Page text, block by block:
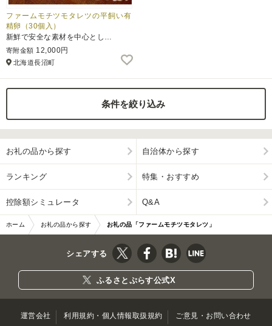
ファームモチツモタレツの平飼い有
精卵（30個入）
新鮮で安全な素材を中心とし…
寄附金額 12,000円
北海道長沼町
条件を絞り込み
お礼の品から探す 自治体から探す
ランキング 特集・おすすめ
控除額シミュレータ Q&A
ホーム お礼の品から探す お礼の品「ファームモチツモタレツ」
シェアする
ふるさとぷらす公式X
運営会社 利用規約・個人情報取扱規約 ご意見・お問い合わせ